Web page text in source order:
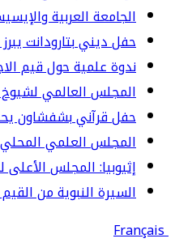
الجامعة العربية
حفل ديني بتارودانت
ندوة علمية حول قيم
المجلس العالمي لشيوخ
حفل قرآني بشفشاون
المجلس العلمي المحلي
إثيوبيا: المجلس
السيرة النبوية من
Français